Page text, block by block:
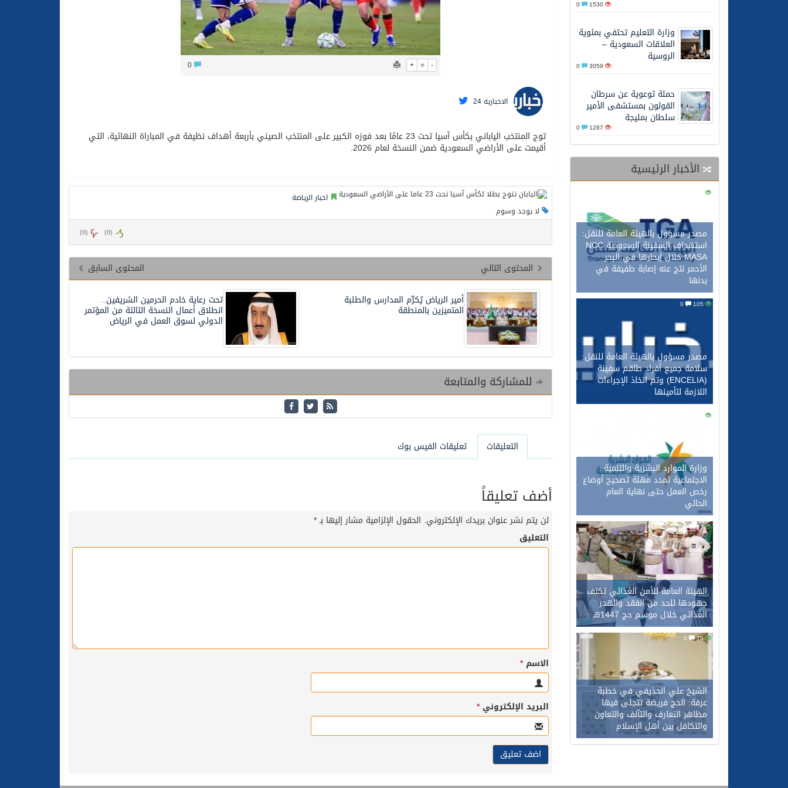
قيادة القوات المشتركة للتحالف: نفذنا عملية رد عسكري متناسبة لأهداف عسكرية مشروعة تابعة للمليشيا الحوثية الإرهابية في محافظة الحديدة
1530
وزارة التعليم تحتفي بمئوية
العلاقات السعودية –
الروسية
3059
حملة توعوية عن سرطان
القولون بمستشفى الأمير
سلطان بمليجة
1287
الأخبار الرئيسية
121
مصدر مسؤول بالهيئة العامة للنقل:
استهداف السفينة السعودية NCC
MASA خلال إبحارها في البحر
الأحمر نتج عنه إصابة طفيفة في
بدنها
مصدر مسؤول بالهيئة العامة للنقل:
سلامة جميع أفراد طاقم سفينة
(ENCELIA) وتم اتخاذ الإجراءات
اللازمة لتأمينها
92
وزارة الموارد البشرية والتنمية
الاجتماعية تمدد مهلة تصحيح أوضاع
رخص العمل حتى نهاية العام
الحالي
73
0
الهيئة العامة للأمن الغذائي تكثف
جهودها للحد من الفقد والهدر
الغذائي خلال موسم حج 1447هـ
78
الشيخ علي الحذيفي في خطبة
عرفة: الحج فريضة تتجلى فيها
مظاهر التعارف والتآلف والتعاون
والتكافل بين أهل الإسلام
+ = -
الاخبارية 24
توج المنتخب الياباني بكأس آسيا تحت 23 عامًا بعد فوزه الكبير على المنتخب الصيني بأربعة أهداف نظيفة في المباراة النهائية، التي
أقيمت على الأراضي السعودية ضمن النسخة لعام 2026.
اخبار الرياضة
لا يوجد وسوم
(
0
) (
0
)
المحتوى السابق
المحتوى التالي
تحت رعاية خادم الحرمين الشريفين..
انطلاق أعمال النسخة الثالثة من المؤتمر
الدولي لسوق العمل في الرياض
أمير الرياض يُكرِّم المدارس والطلبة
المتميزين بالمنطقة
للمشاركة والمتابعة
التعليقات تعليقات الفيس بوك
أضف تعليقاً
لن يتم نشر عنوان بريدك الإلكتروني. الحقول الإلزامية مشار إليها بـ*
التعليق
الاسم*
البريد الإلكتروني*